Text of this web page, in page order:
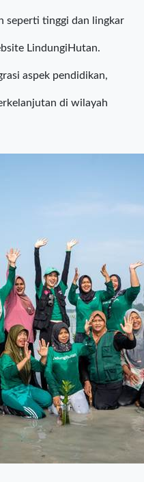
seperti tinggi dan lingkar
LindungiHutan.
aspek pendidikan,
di wilayah